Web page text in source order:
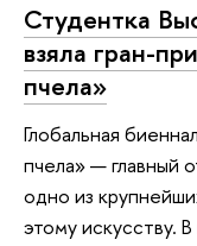
Студентка
взяла гран-
пчела»
Глобальная
пчела» — главный
одно из
этому искусству.